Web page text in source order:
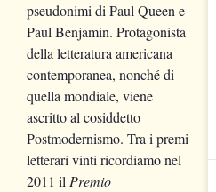
pseudonimi di Paul Queen e
Paul Benjamin. Protagonista
della letteratura americana
contemporanea, nonché di
quella mondiale, viene
ascritto al cosiddetto
Postmodernismo. Tra i premi
letterari vinti ricordiamo nel
2011 ilPremio